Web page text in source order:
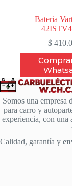
Bateria
$
Somos una empresa
para carro y
experiencia, con una
Calidad, garantía y